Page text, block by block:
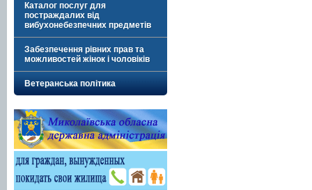
Каталог послуг для
постраждалих від
вибухонебезпечних предметів
Забезпечення рівних прав та
можливостей жінок і чоловіків
Ветеранська політика